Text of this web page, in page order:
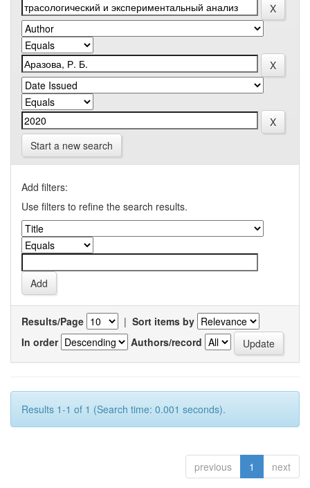
Start a new search
Add filters:
Use filters to refine the search results.
Results/Page | Sort items by
In order
Authors/record
Results 1-1 of 1 (Search time: 0.001 seconds).
previous 1 next